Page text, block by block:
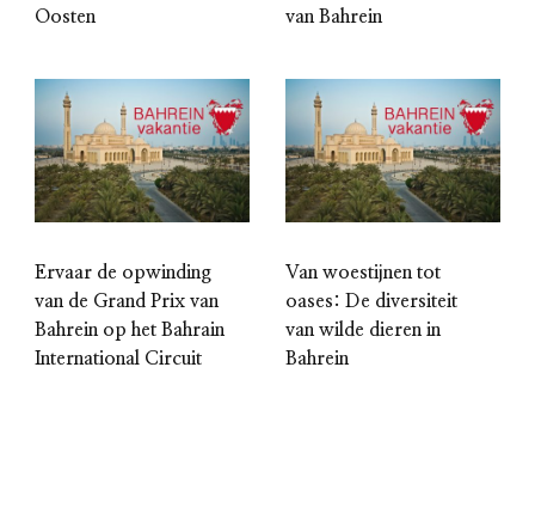
Oosten
van Bahrein
Ervaar de opwinding
van de Grand Prix van
Bahrein op het Bahrain
International Circuit
Van woestijnen tot
oases: De diversiteit
van wilde dieren in
Bahrein